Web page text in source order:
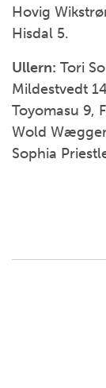
Hovig
Hisdal 5.
Ullern: Tori
Mildestvedt
Toyomasu 9,
Wold
Sophia